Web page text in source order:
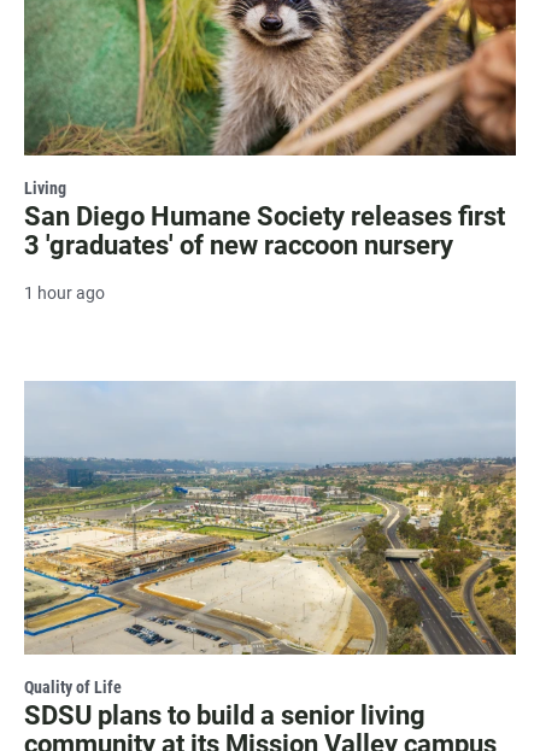
Living
San Diego Humane Society releases first
3 'graduates' of new raccoon nursery
1 hour ago
Quality of Life
SDSU plans to build a senior living
community at its Mission Valley campus